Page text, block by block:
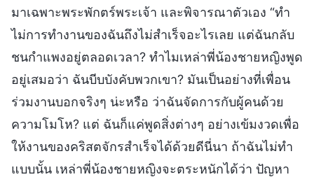
มาเฉพาะพระพักตร์พระเจ้า และพิจารณาตัวเอง “ทำ
ไม่การทำงานของฉันถึงไม่สำเร็จอะไรเลย แต่ฉันกลับ
ชนกำแพงอยู่ตลอดเวลา? ทำไมเหล่าพี่น้องชายหญิงพูด
อยู่เสมอว่า ฉันบีบบังคับพวกเขา? มันเป็นอย่างที่เพื่อน
ร่วมงานบอกจริงๆ น่ะหรือ ว่าฉันจัดการกับผู้คนด้วย
ความโมโห? แต่ ฉันก็แค่พูดสิ่งต่างๆ อย่างเข้มงวดเพื่อ
ให้งานของคริสตจักรสำเร็จได้ด้วยดีนี่นา ถ้าฉันไม่ทำ
แบบนั้น เหล่าพี่น้องชายหญิงจะตระหนักได้ว่า ปัญหา